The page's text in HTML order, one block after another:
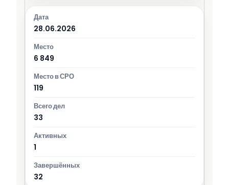
28.06.2026
6 849
119
33
1
32